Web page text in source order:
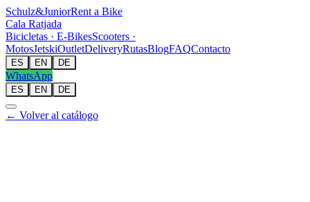
Schulz&JuniorRent a Bike
Cala Ratjada
Bicicletas · E-BikesScooters ·
MotosJetskiOutletDeliveryRutasBlogFAQContacto
ES EN DE
WhatsApp
ES EN DE
← Volver al catálogo